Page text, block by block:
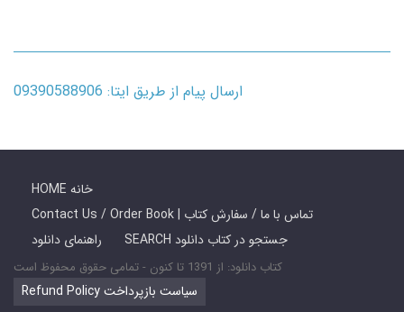
ارسال پیام از طریق ایتا: 09390588906
HOME خانه
Contact Us / Order Book | تماس با ما / سفارش کتاب
راهنمای دانلود
SEARCH جستجو در کتاب دانلود
کتاب دانلود: از 1391 تا کنون - تمامی حقوق محفوظ است
Refund Policy سیاست بازپرداخت